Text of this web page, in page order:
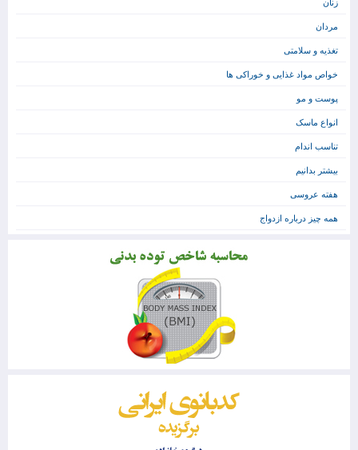
زنان
مردان
تغذیه و سلامتی
خواص مواد غذایی و خوراکی ها
پوست و مو
انواع ماسک
تناسب اندام
بیشتر بدانیم
هفته عروسی
همه چیز درباره ازدواج